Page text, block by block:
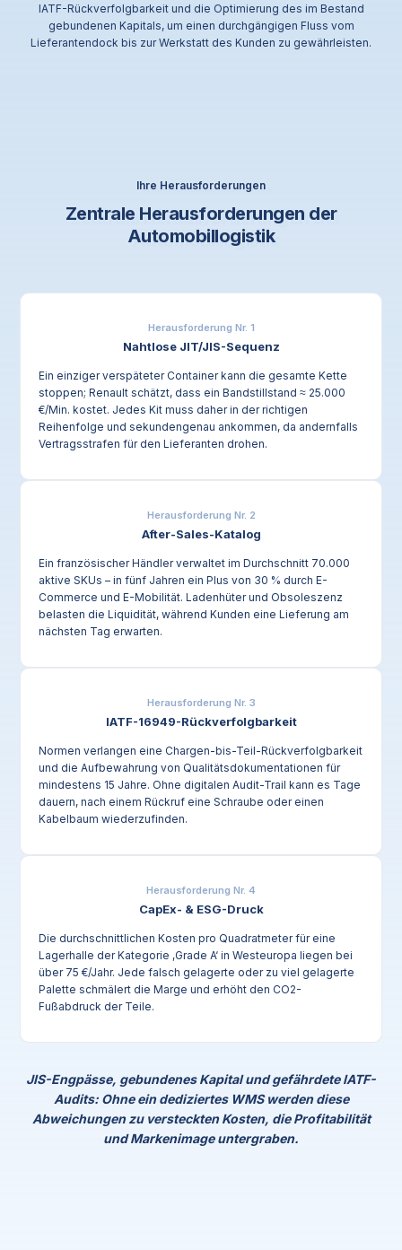
IATF-Rückverfolgbarkeit und die Optimierung des im Bestand
gebundenen Kapitals, um einen durchgängigen Fluss vom
Lieferantendock bis zur Werkstatt des Kunden zu gewährleisten.
Ihre Herausforderungen
Zentrale Herausforderungen der
Automobillogistik
Herausforderung Nr. 1
Nahtlose JIT/JIS-Sequenz
Ein einziger verspäteter Container kann die gesamte Kette
stoppen; Renault schätzt, dass ein Bandstillstand ≈ 25.000
€/Min. kostet. Jedes Kit muss daher in der richtigen
Reihenfolge und sekundengenau ankommen, da andernfalls
Vertragsstrafen für den Lieferanten drohen.
Herausforderung Nr. 2
After-Sales-Katalog
Ein französischer Händler verwaltet im Durchschnitt 70.000
aktive SKUs – in fünf Jahren ein Plus von 30 % durch E-
Commerce und E-Mobilität. Ladenhüter und Obsoleszenz
belasten die Liquidität, während Kunden eine Lieferung am
nächsten Tag erwarten.
Herausforderung Nr. 3
IATF-16949-Rückverfolgbarkeit
Normen verlangen eine Chargen-bis-Teil-Rückverfolgbarkeit
und die Aufbewahrung von Qualitätsdokumentationen für
mindestens 15 Jahre. Ohne digitalen Audit-Trail kann es Tage
dauern, nach einem Rückruf eine Schraube oder einen
Kabelbaum wiederzufinden.
Herausforderung Nr. 4
CapEx- & ESG-Druck
Die durchschnittlichen Kosten pro Quadratmeter für eine
Lagerhalle der Kategorie ‚Grade A‘ in Westeuropa liegen bei
über 75 €/Jahr. Jede falsch gelagerte oder zu viel gelagerte
Palette schmälert die Marge und erhöht den CO2-
Fußabdruck der Teile.
JIS-Engpässe, gebundenes Kapital und gefährdete IATF-
Audits: Ohne ein dediziertes WMS werden diese
Abweichungen zu versteckten Kosten, die Profitabilität
und Markenimage untergraben.